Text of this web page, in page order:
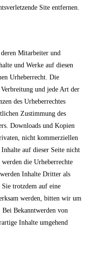
Site entfernen.
Mitarbeiter und
und Werke auf diesen
Urheberrecht. Die
und jede Art der
des Urheberrechtes
Zustimmung des
Downloads und Kopien
nicht kommerziellen
auf dieser Seite nicht
die Urheberrechte
Inhalte Dritter als
Sie trotzdem auf eine
werden, bitten wir um
Bei Bekanntwerden von
Inhalte umgehend